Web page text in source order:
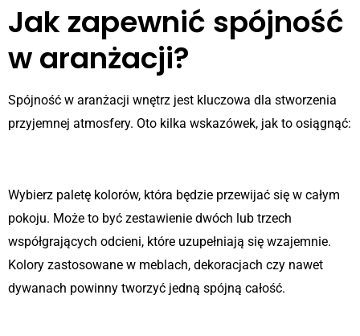
Jak zapewnić spójność
w aranżacji?
Spójność w aranżacji wnętrz jest kluczowa dla stworzenia
przyjemnej atmosfery. Oto kilka wskazówek, jak to osiągnąć:
Wybierz paletę kolorów, która będzie przewijać się w całym
pokoju. Może to być zestawienie dwóch lub trzech
współgrających odcieni, które uzupełniają się wzajemnie.
Kolory zastosowane w meblach, dekoracjach czy nawet
dywanach powinny tworzyć jedną spójną całość.